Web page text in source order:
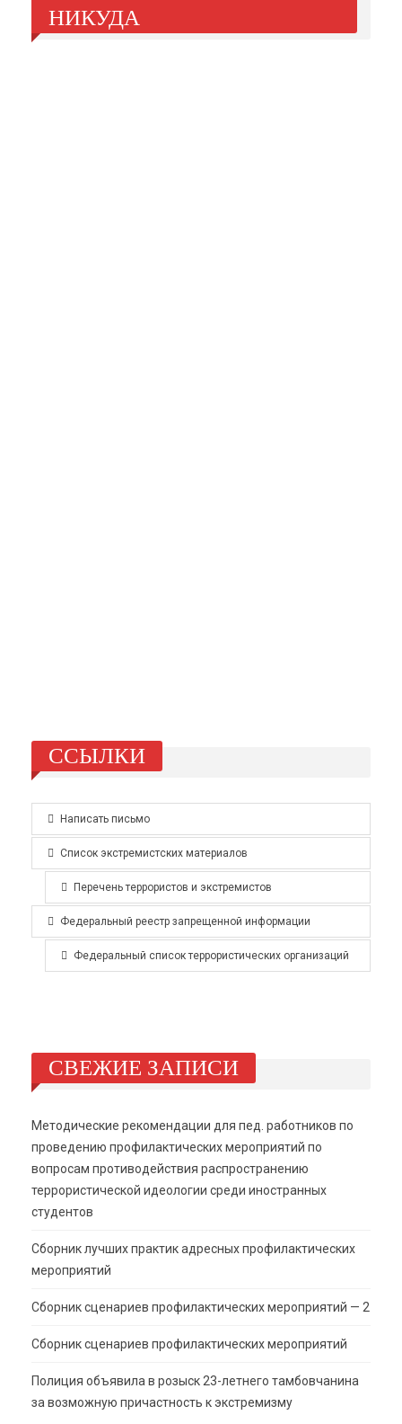
НИКУДА
ССЫЛКИ
Написать письмо
Список экстремистских материалов
Перечень террористов и экстремистов
Федеральный реестр запрещенной информации
Федеральный список террористических организаций
СВЕЖИЕ ЗАПИСИ
Методические рекомендации для пед. работников по
проведению профилактических мероприятий по
вопросам противодействия распространению
террористической идеологии среди иностранных
студентов
Сборник лучших практик адресных профилактических
мероприятий
Сборник сценариев профилактических мероприятий — 2
Сборник сценариев профилактических мероприятий
Полиция объявила в розыск 23-летнего тамбовчанина
за возможную причастность к экстремизму